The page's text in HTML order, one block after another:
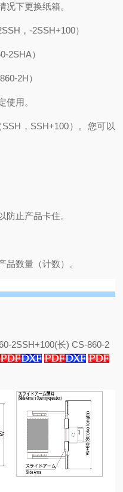
况下更换纸箱。
，-2SSH+100）
2SHA）
2H）
使用。
，SSH+100）。您可以
防止产品卡住。
品数量（计数）。
2SSH+100(长) CS-860-2